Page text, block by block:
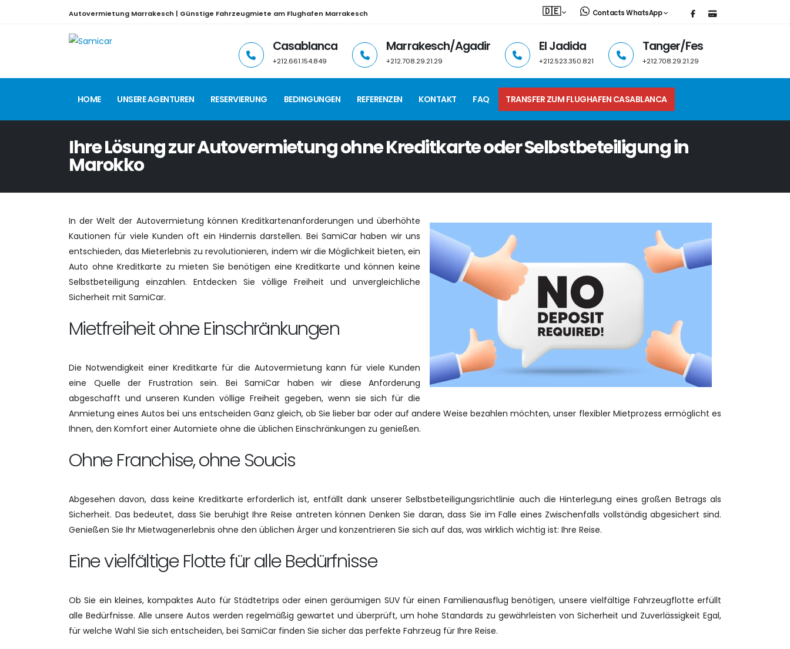
Autovermietung Marrakesch | Günstige Fahrzeugmiete am Flughafen Marrakesch 🇩🇪 Contacts WhatsApp
Casablanca
+212.661.154.849
Marrakesch/Agadir
+212.708.29.21.29
El Jadida
+212.523.350.821
Tanger/Fes
+212.708.29.21.29
HOME UNSERE AGENTUREN RESERVIERUNG BEDINGUNGEN REFERENZEN KONTAKT FAQ TRANSFER ZUM FLUGHAFEN CASABLANCA
Ihre Lösung zur Autovermietung ohne Kreditkarte oder Selbstbeteiligung in
Marokko
In der Welt der Autovermietung können Kreditkartenanforderungen und überhöhte
Kautionen für viele Kunden oft ein Hindernis darstellen. Bei SamiCar haben wir uns
entschieden, das Mieterlebnis zu revolutionieren, indem wir die Möglichkeit bieten, ein
Auto ohne Kreditkarte zu mieten Sie benötigen eine Kreditkarte und können keine
Selbstbeteiligung einzahlen. Entdecken Sie völlige Freiheit und unvergleichliche
Sicherheit mit SamiCar.
Mietfreiheit ohne Einschränkungen
Die Notwendigkeit einer Kreditkarte für die Autovermietung kann für viele Kunden
eine Quelle der Frustration sein. Bei SamiCar haben wir diese Anforderung
abgeschafft und unseren Kunden völlige Freiheit gegeben, wenn sie sich für die
Anmietung eines Autos bei uns entscheiden Ganz gleich, ob Sie lieber bar oder auf andere Weise bezahlen möchten, unser flexibler Mietprozess ermöglicht es
Ihnen, den Komfort einer Automiete ohne die üblichen Einschränkungen zu genießen.
Ohne Franchise, ohne Soucis
Abgesehen davon, dass keine Kreditkarte erforderlich ist, entfällt dank unserer Selbstbeteiligungsrichtlinie auch die Hinterlegung eines großen Betrags als
Sicherheit. Das bedeutet, dass Sie beruhigt Ihre Reise antreten können Denken Sie daran, dass Sie im Falle eines Zwischenfalls vollständig abgesichert sind.
Genießen Sie Ihr Mietwagenerlebnis ohne den üblichen Ärger und konzentrieren Sie sich auf das, was wirklich wichtig ist: Ihre Reise.
Eine vielfältige Flotte für alle Bedürfnisse
Ob Sie ein kleines, kompaktes Auto für Städtetrips oder einen geräumigen SUV für einen Familienausflug benötigen, unsere vielfältige Fahrzeugflotte erfüllt
alle Bedürfnisse. Alle unsere Autos werden regelmäßig gewartet und überprüft, um hohe Standards zu gewährleisten von Sicherheit und Zuverlässigkeit Egal,
für welche Wahl Sie sich entscheiden, bei SamiCar finden Sie sicher das perfekte Fahrzeug für Ihre Reise.